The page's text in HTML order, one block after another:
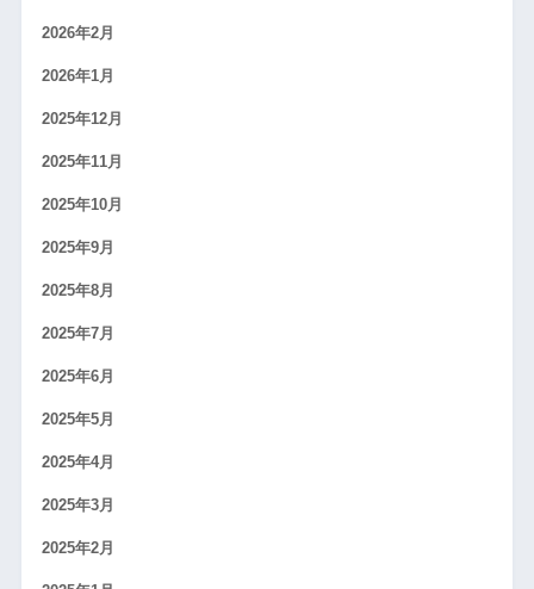
2026年2月
2026年1月
2025年12月
2025年11月
2025年10月
2025年9月
2025年8月
2025年7月
2025年6月
2025年5月
2025年4月
2025年3月
2025年2月